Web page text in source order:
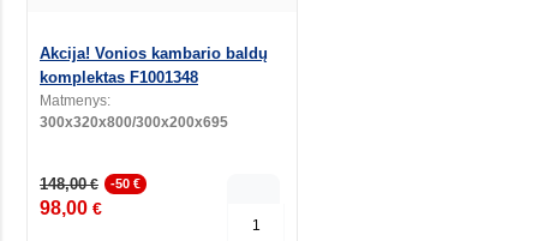
Akcija! Vonios kambario baldų
komplektas F1001348
Matmenys:
300x320x800/300x200x695
148,00€ -50 €
98,00 €